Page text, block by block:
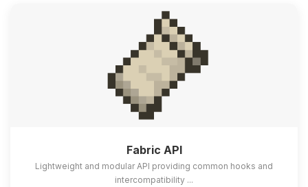
Fabric API
Lightweight and modular API providing common hooks and
intercompatibility ...